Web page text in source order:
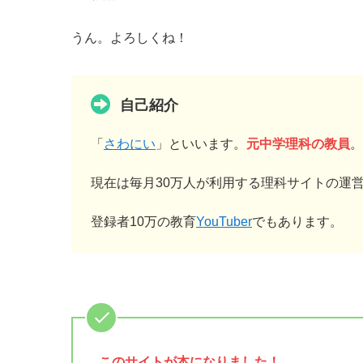
うん。よろしくね！
自己紹介
「 さわにい 」といいます。 元中学理科の教員。
現在は毎月30万人が利用する理科サイトの運営
登録者10万の教育YouTuberでもあります。